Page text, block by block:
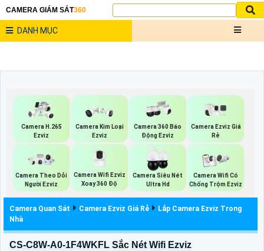
CAMERA GIÁM SÁT360
DANH MỤC
Camera H.265
Ezviz
Camera Kim Loại
Ezviz
Camera 360 Báo
Động Ezviz
Camera Ezviz Giá
Rẻ
Camera Theo Dỏi
Người Ezviz
Camera Wifi Ezviz
Xoay 360 Độ
Camera Siêu Nét
Ultra Hd
Camera Wifi Có
Chống Trộm Ezviz
Camera Quan Sát Camera Ezviz Giá Rẻ
Lắp Camera Ezviz Trong
Nhà
CS-C8W-A0-1F4WKFL Sắc Nét Wifi Ezviz